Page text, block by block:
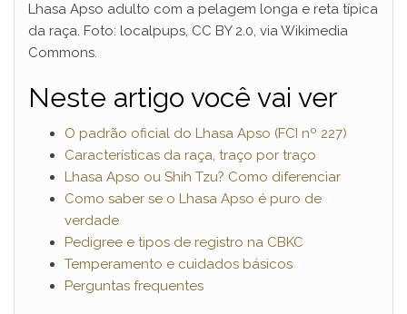
Lhasa Apso adulto com a pelagem longa e reta típica
da raça. Foto: localpups, CC BY 2.0, via Wikimedia
Commons.
Neste artigo você vai ver
O padrão oficial do Lhasa Apso (FCI nº 227)
Características da raça, traço por traço
Lhasa Apso ou Shih Tzu? Como diferenciar
Como saber se o Lhasa Apso é puro de
verdade
Pedigree e tipos de registro na CBKC
Temperamento e cuidados básicos
Perguntas frequentes